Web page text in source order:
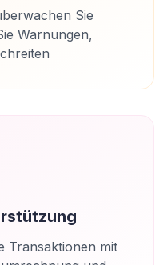
Sie
Warnungen,
Transaktionen mit